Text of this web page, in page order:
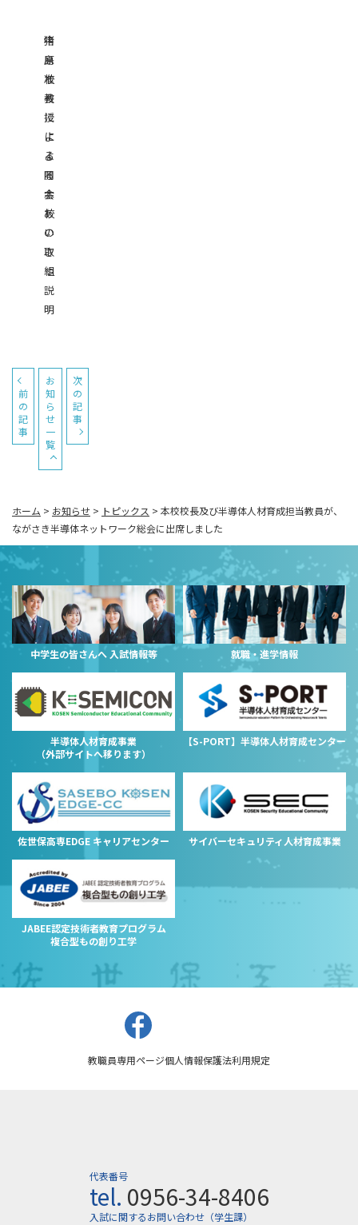
中
島
校
長
に
よ
る
開
会
あ
い
さ
つ
猪
原
准
教
授
に
よ
る
本
校
の
取
組
説
明
前
の
記
事
お
知
ら
せ
一
覧
次
の
記
事
ホーム > お知らせ > トピックス > 本校校長及び半導体人材育成担当教員が、
ながさき半導体ネットワーク総会に出席しました
中学生の皆さんへ 入試情報等 就職・進学情報
半導体人材育成事業
（外部サイトへ移ります）
【S-PORT】半導体人材育成センター
佐世保高専EDGE キャリアセンター サイバーセキュリティ人材育成事業
JABEE認定技術者教育プログラム
複合型もの創り工学
教職員専用ページ個人情報保護法利用規定
代表番号
tel. 0956-34-8406
入試に関するお問い合わせ（学生課）